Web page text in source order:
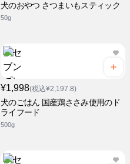
犬のおやつ さつまいもスティック
50g
¥1,998(税込¥2,197.8)
犬のごはん 国産鶏ささみ使用のド
ライフード
500g